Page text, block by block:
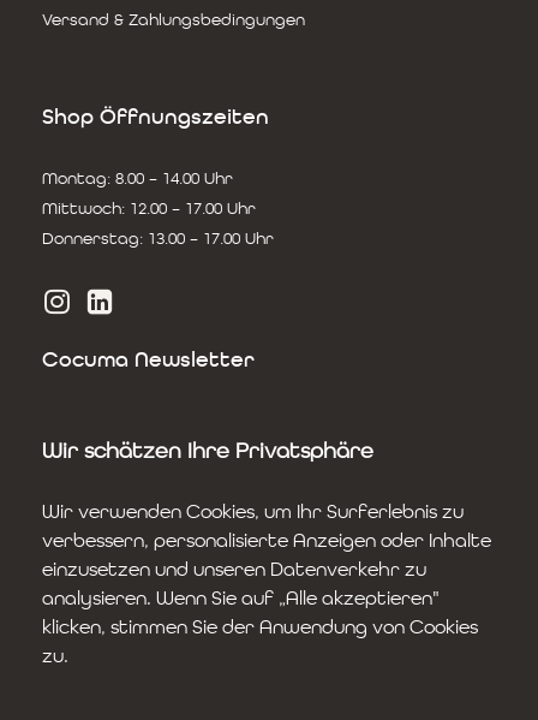
Wir schätzen Ihre Privatsphäre
Wir verwenden Cookies, um Ihr Surferlebnis zu
verbessern, personalisierte Anzeigen oder Inhalte
einzusetzen und unseren Datenverkehr zu
analysieren. Wenn Sie auf „Alle akzeptieren"
klicken, stimmen Sie der Anwendung von Cookies
zu.
Versand & Zahlungsbedingungen
Shop Öffnungszeiten
Montag: 8.00 – 14.00​ Uhr
Mittwoch: 12.00 – 17.00 Uhr
Donnerstag: 13.00 – 17.00 Uhr
Cocuma Newsletter